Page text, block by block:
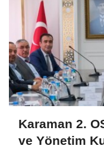
Karaman 2.
ve Yönetim